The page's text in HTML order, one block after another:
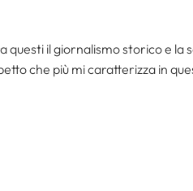
questi il giornalismo storico e la
che più mi caratterizza in